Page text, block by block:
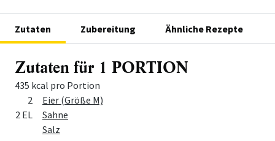
Zutaten Zubereitung Ähnliche Rezepte
Zutaten für 1 PORTION
435 kcal pro Portion
Menge Zutat
2
Eier (Größe M)
2 EL
Sahne
Salz